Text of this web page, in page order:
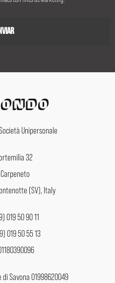
Unipersonale
32
(SV), Italy
019 50 90 11
019 50 55 13
di Savona 01998620049